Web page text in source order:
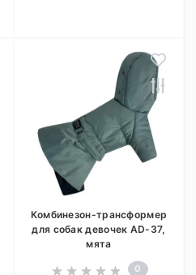
Комбинезон-трансформер
для собак девочек AD-37,
мята
0